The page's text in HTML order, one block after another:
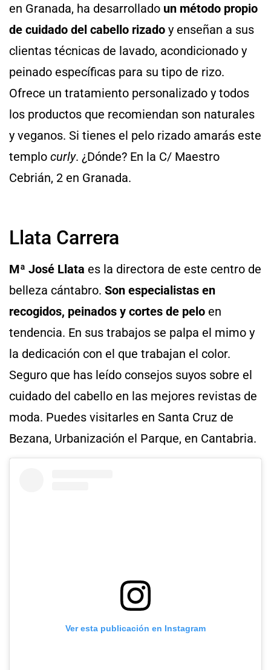
en Granada, ha desarrollado un método propio
de cuidado del cabello rizado y enseñan a sus
clientas técnicas de lavado, acondicionado y
peinado específicas para su tipo de rizo.
Ofrece un tratamiento personalizado y todos
los productos que recomiendan son naturales
y veganos. Si tienes el pelo rizado amarás este
templo curly. ¿Dónde? En la C/ Maestro
Cebrián, 2 en Granada.
Llata Carrera
Mª José Llata es la directora de este centro de
belleza cántabro. Son especialistas en
recogidos, peinados y cortes de pelo en
tendencia. En sus trabajos se palpa el mimo y
la dedicación con el que trabajan el color.
Seguro que has leído consejos suyos sobre el
cuidado del cabello en las mejores revistas de
moda. Puedes visitarles en Santa Cruz de
Bezana, Urbanización el Parque, en Cantabria.
Ver esta publicación en Instagram